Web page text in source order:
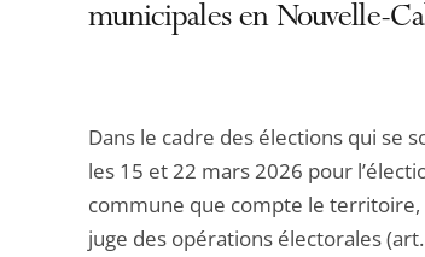
municipales en Nouvelle-
Dans le cadre des élections qui se
les 15 et 22 mars 2026 pour
commune que compte le
juge des opérations électorales